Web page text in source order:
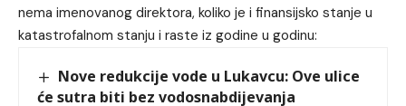
nema imenovanog direktora, koliko je i finansijsko stanje u
katastrofalnom stanju i raste iz godine u godinu:
Nove redukcije vode u Lukavcu: Ove ulice
će sutra biti bez vodosnabdijevanja